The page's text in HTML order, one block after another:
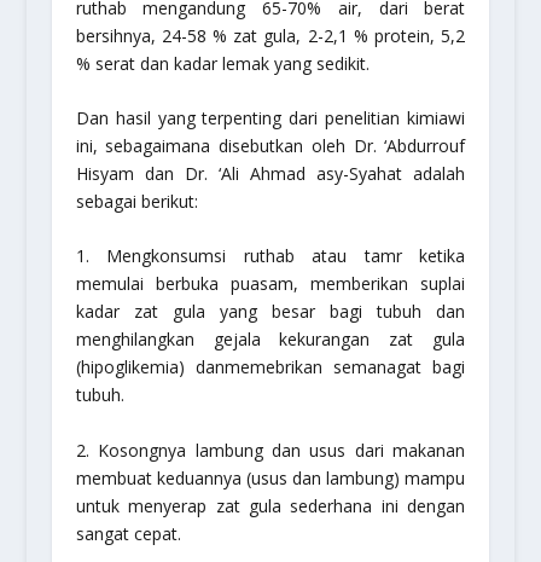
ruthab mengandung 65-70% air, dari berat
bersihnya, 24-58 % zat gula, 2-2,1 % protein, 5,2
% serat dan kadar lemak yang sedikit.
Dan hasil yang terpenting dari penelitian kimiawi
ini, sebagaimana disebutkan oleh Dr. ‘Abdurrouf
Hisyam dan Dr. ‘Ali Ahmad asy-Syahat adalah
sebagai berikut:
1. Mengkonsumsi ruthab atau tamr ketika
memulai berbuka puasam, memberikan suplai
kadar zat gula yang besar bagi tubuh dan
menghilangkan gejala kekurangan zat gula
(hipoglikemia) danmemebrikan semanagat bagi
tubuh.
2. Kosongnya lambung dan usus dari makanan
membuat keduannya (usus dan lambung) mampu
untuk menyerap zat gula sederhana ini dengan
sangat cepat.